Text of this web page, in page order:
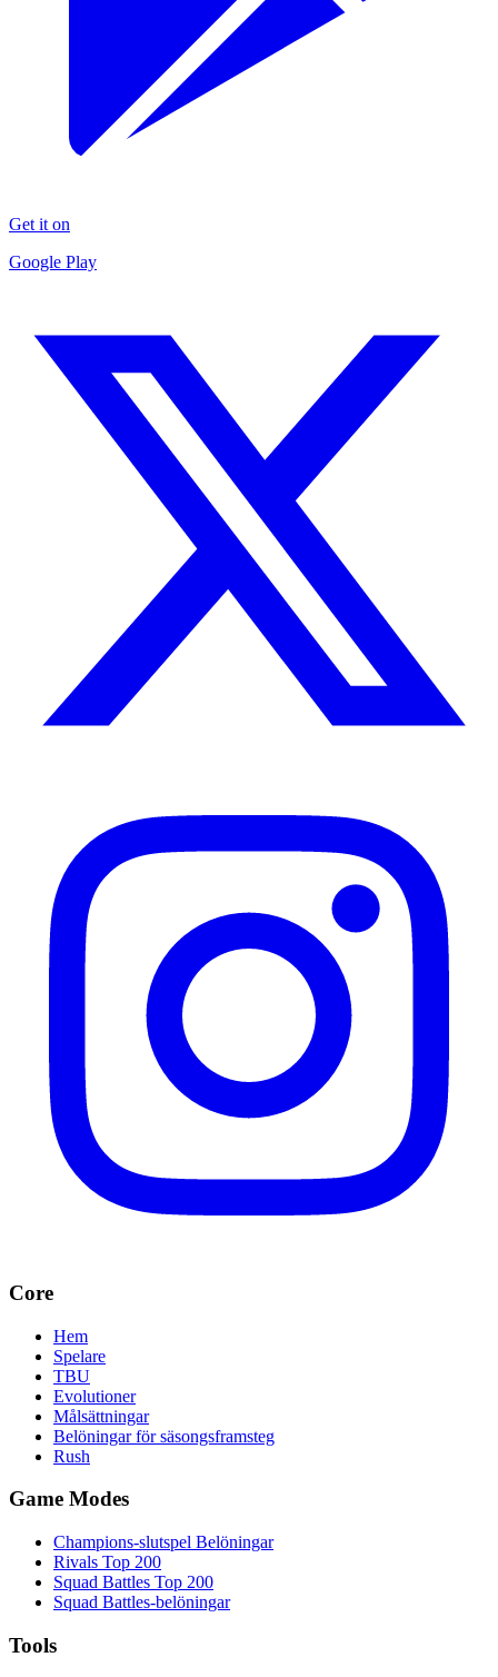
Get it on
Google Play
Core
Hem
Spelare
TBU
Evolutioner
Målsättningar
Belöningar för säsongsframsteg
Rush
Game Modes
Champions-slutspel Belöningar
Rivals Top 200
Squad Battles Top 200
Squad Battles-belöningar
Tools